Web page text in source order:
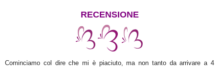
RECENSIONE
Cominciamo col dire che mi è piaciuto, ma non tanto da arrivare a 4